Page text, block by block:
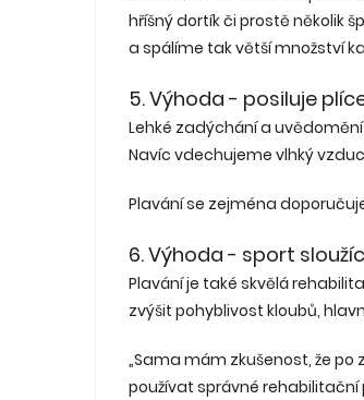
hříšný dortík či prostě několik
a spálíme tak větší množství
5. Výhoda - posiluje
Lehké zadýchání a
Navíc vdechujeme vlhký
Plavání se zejména
6. Výhoda - sport
Plavání je také skvělá
zvýšit pohyblivost kloubů,
„Sama mám zkušenost, že
používat správné rehabilitační